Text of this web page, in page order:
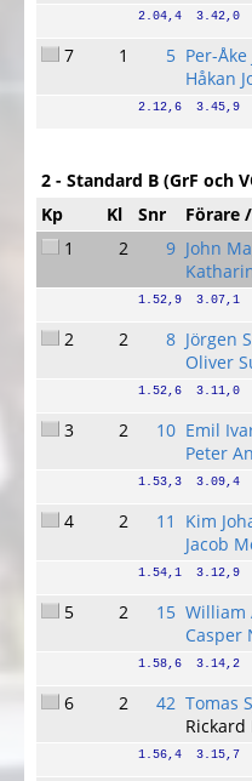
2.04,4  3.42,0
7 1 5 Per-
Håkan
2.12,6  3.45,9
2 - Standard B (GrF och
Kp
Kl Snr Förare
1
2 9 John
1.52,9  3.07,1
2 2 8 Jörgen
Oliver
1.52,6  3.11,0
3 2 10 Emil
Peter
1.53,3  3.09,4
4 2 11
Kim
Jacob
1.54,1  3.12,9
5 2 15 William
Casper
1.58,6  3.14,2
6 2 42 Tomas
Rickard
1.56,4  3.15,7